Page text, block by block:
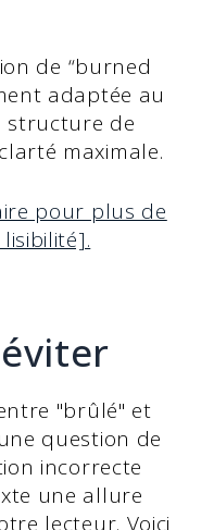
de “burned
adaptée au
structure de
maximale.
pour plus de
"brûlé" et
question de
incorrecte
une allure
lecteur. Voici